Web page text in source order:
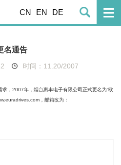
CN EN DE
名通告
时间：11.20/2007
，2007年，烟台惠丰电子有限公司正式更名为“欧
，邮箱改为：